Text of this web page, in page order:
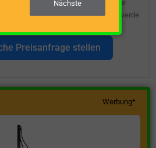
wird, damit ich über diese
Preisangebots kontaktiert werde.
Preisanfrage stellen
Werbung*
Nächste